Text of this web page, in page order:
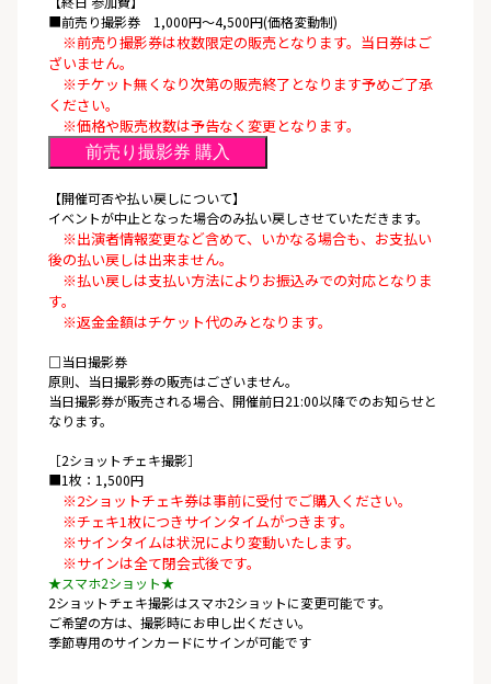
■前売り撮影券 1,000円〜4,500円(価格変動制)
※前売り撮影券は枚数限定の販売となります。当日券はご
ざいません。
※チケット無くなり次第の販売終了となります予めご了承
ください。
※価格や販売枚数は予告なく変更となります。
前売り撮影券 購入
【開催可否や払い戻しについて】
イベントが中止となった場合のみ払い戻しさせていただきます。
※出演者情報変更など含めて、いかなる場合も、お支払い
後の払い戻しは出来ません。
※払い戻しは支払い方法によりお振込みでの対応となりま
す。
※返金金額はチケット代のみとなります。
□当日撮影券
原則、当日撮影券の販売はございません。
当日撮影券が販売される場合、開催前日21:00以降でのお知らせと
なります。
［2ショットチェキ撮影］
■1枚：1,500円
※2ショットチェキ券は事前に受付でご購入ください。
※チェキ1枚につきサインタイムがつきます。
※サインタイムは状況により変動いたします。
※サインは全て閉会式後です。
★スマホ2ショット★
2ショットチェキ撮影はスマホ2ショットに変更可能です。
ご希望の方は、撮影時にお申し出ください。
季節専用のサインカードにサインが可能です